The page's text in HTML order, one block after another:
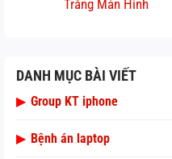
Trắng Màn Hình
DANH MỤC BÀI VIẾT
▶ Group KT iphone
▶ Bệnh án laptop